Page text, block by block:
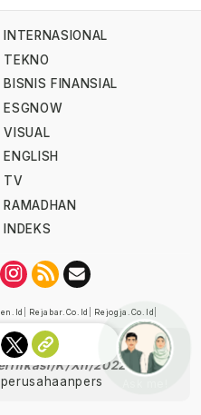
INTERNASIONAL
TEKNO
BISNIS FINANSIAL
ESGNOW
VISUAL
ENGLISH
TV
RAMADHAN
INDEKS
Rejabar.co.id Rejogja.co.id
oleh Dewan Pers
K/XII/2022